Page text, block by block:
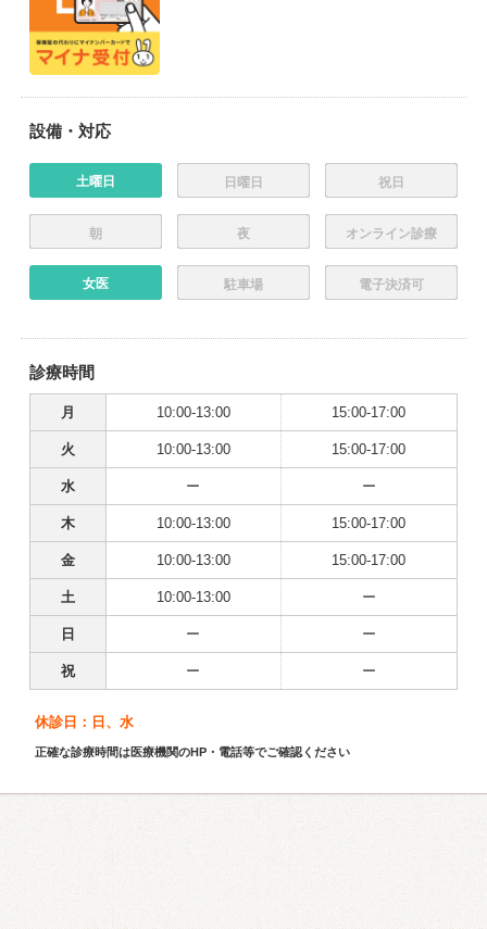
設備・対応
土曜日 日曜日 祝日
朝 夜 オンライン診療
女医 駐車場 電子決済可
診療時間
月 10:00-13:00 15:00-17:00
火 10:00-13:00 15:00-17:00
水 ー ー
木 10:00-13:00 15:00-17:00
金 10:00-13:00 15:00-17:00
土 10:00-13:00 ー
日 ー ー
祝 ー ー
休診日：日、水
正確な診療時間は医療機関のHP・電話等でご確認ください